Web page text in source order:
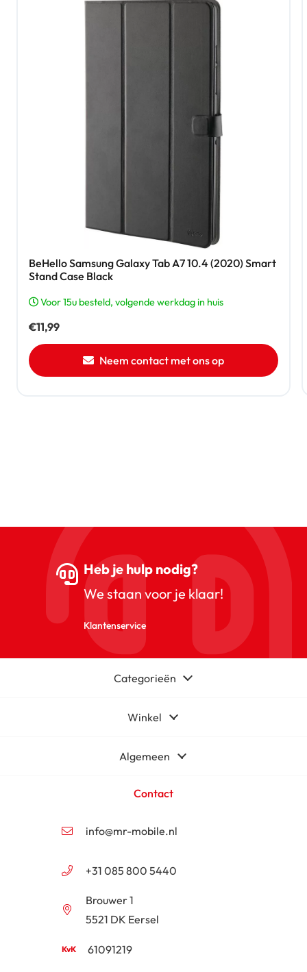
BeHello Samsung Galaxy Tab A7 10.4 (2020) Smart
Stand Case Black
Voor 15u besteld, volgende werkdag in huis
€11,99
Neem contact met ons op
Heb je hulp nodig?
We staan voor je klaar!
Klantenservice
Categorieën
Winkel
Algemeen
Contact
info@mr-mobile.nl
+31 085 800 5440
Brouwer 1
5521 DK Eersel
61091219